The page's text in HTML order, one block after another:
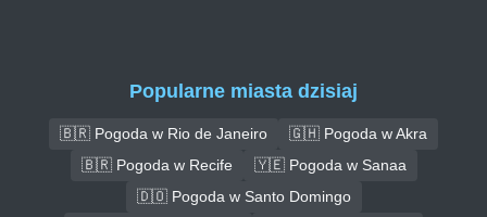
Popularne miasta dzisiaj
🇧🇷 Pogoda w Rio de Janeiro
🇬🇭 Pogoda w Akra
🇧🇷 Pogoda w Recife
🇾🇪 Pogoda w Sanaa
🇩🇴 Pogoda w Santo Domingo